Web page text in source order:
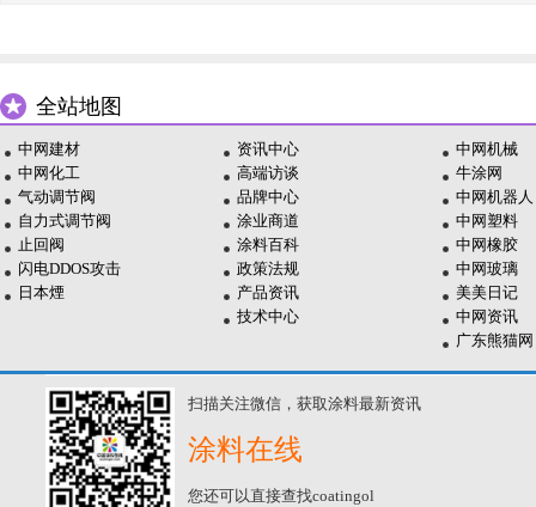
全站地图
中网建材
中网化工
气动调节阀
自力式调节阀
止回阀
闪电DDOS攻击
日本煙
资讯中心
高端访谈
品牌中心
涂业商道
涂料百科
政策法规
产品资讯
技术中心
中网机械
牛涂网
中网机器人
中网塑料
中网橡胶
中网玻璃
美美日记
中网资讯
广东熊猫网
扫描关注微信，获取涂料最新资讯
涂料在线
您还可以直接查找coatingol